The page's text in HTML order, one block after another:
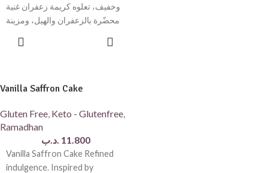
وخفيف، تعلوه كريمة زعفران غنية
محضّرة بالزعفران والهيل، ومزينة
Vanilla Saffron Cake
Gluten Free Keto - Glutenfree
Ramadhan
11.800 .د.ب
Vanilla Saffron Cake Refined
indulgence. Inspired by